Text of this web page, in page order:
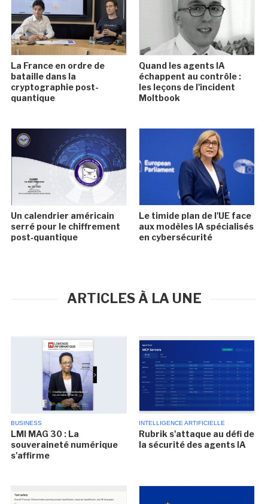
La France en ordre de
bataille dans la
cryptographie post-
quantique
Quand les agents IA
échappent au contrôle :
les leçons de l'incident
Moltbook
Un calendrier américain
serré pour le chiffrement
post‑quantique
Le timide plan de l'UE face
aux modèles IA spécialisés
en cybersécurité
ARTICLES À LA UNE
BUSINESS
LMI MAG 30 : La
souveraineté numérique
s'affirme
INTELLIGENCE ARTIFICIELLE
Rubrik s'attaque au défi de
la sécurité des agents IA